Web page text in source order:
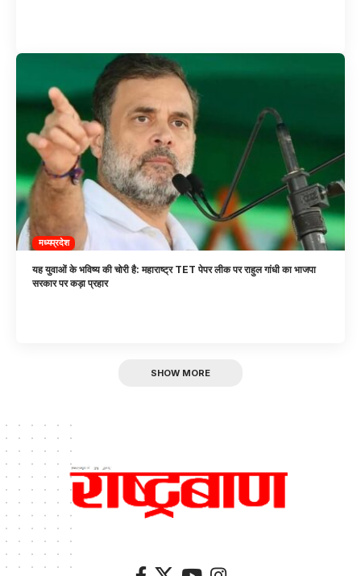
मध्यप्रदेश
यह युवाओं के भविष्य की चोरी है: महाराष्ट्र TET पेपर लीक पर राहुल गांधी का भाजपा
सरकार पर कड़ा प्रहार
SHOW MORE